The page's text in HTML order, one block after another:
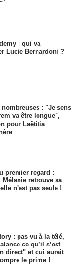
: qui va
Lucie Bernardoni ?
nombreuses : "Je sens
va être longue",
pour Laëtitia
premier regard :
Mélanie retrouve sa
n'est pas seule !
: pas vu à la télé,
ce qu’il s’est
direct" et qui aurait
le prime !